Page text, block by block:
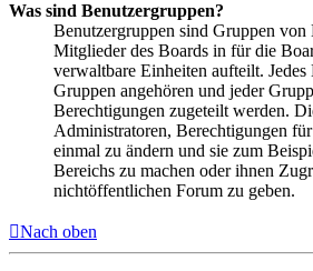
Was sind Benutzergruppen?
Benutzergruppen sind Gruppen
Mitglieder des Boards in für die
verwaltbare Einheiten aufteilt.
Gruppen angehören und jeder
Berechtigungen zugeteilt werden.
Administratoren, Berechtigungen
einmal zu ändern und sie zum
Bereichs zu machen oder ihnen
nichtöffentlichen Forum zu geben.
Nach oben